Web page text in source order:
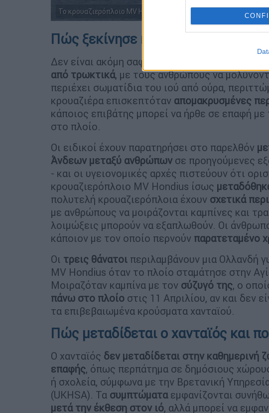
Το κρουαζιερόπλοιο MV Hondius (AP Photo/Misper Apawu)
Πώς ξεκίνησε η «επιδημία»
Δεν είναι ακόμη σαφές
από τρωκτικά, με τους ανθρώπους να
περιέχει σωματίδια του ιού από ούρα,
κρουαζιέρα επισκεπτόταν απομακρυσμένες
κάποιος επιβάτης μπορεί να ήρθε σε επαφή με
στο πλοίο.
Οι ειδικοί έχουν παρατηρήσει στο παρελθόν
Άνδεων μεταξύ ανθρώπων σε προηγούμενες
- και οι υγειονομικές αρχές πιστεύουν ότι
κρουαζιερόπλοιο MV Hondius ίσως
πολυτελή κρουαζιερόπλοια έχουν σχετικά
με ανθρώπους να μοιράζονται καμπίνες και
λοιμώξεις μπορούν να εξαπλωθούν. Οι
κάποιον με τον οποίο περνούν παρατεταμένο
Οι τρεις θάνατοι περιλαμβάνουν μια Ολλανδή
MV Hondius όταν το πλοίο σταμάτησε στην
Μοιραζόταν καμπίνα με τον σύζυγό της, ο
πάνω στο πλοίο στις 11 Απριλίου, αν και δεν
τα επιβεβαιωμένα κρούσματα χανταϊού.
Πώς μεταδίδεται ο χανταϊός και
Ο χανταϊός δεν μεταδίδεται στην καθημερινή
επαφής, όπως περπάτημα σε δημόσιους
ή σχολεία, σύμφωνα με την Βρετανική
(UKHSA). Τα συμπτώματαεμφανίζονται
μετά την έκθεση στον ιό, αλλά μπορεί να